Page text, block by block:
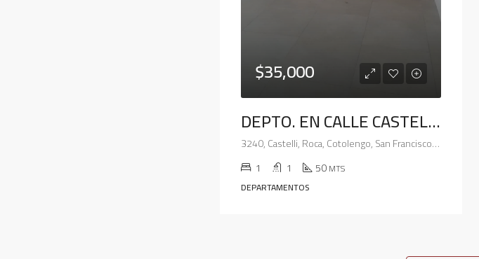
$35,000
DEPTO. EN CALLE CASTELLI 3240
3240, Castelli, Roca, Cotolengo, San Francisco, Municipio de San Francisco, Pedanía Juárez Celman, Departamento San Justo, Córdoba, X2400, Argentina
1
1 50MTS
DEPARTAMENTOS